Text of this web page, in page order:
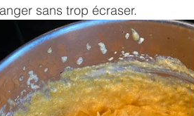
sans trop écraser.